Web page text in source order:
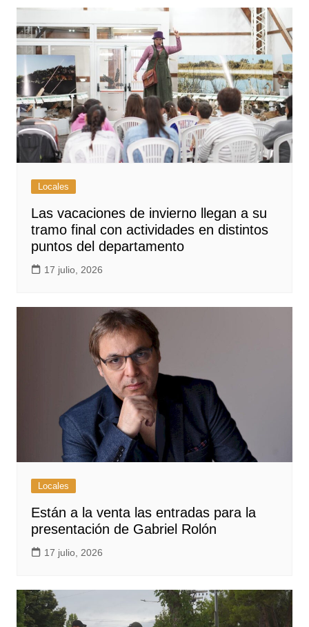
Locales
Las vacaciones de invierno llegan a su
tramo final con actividades en distintos
puntos del departamento
17 julio, 2026
Locales
Están a la venta las entradas para la
presentación de Gabriel Rolón
17 julio, 2026